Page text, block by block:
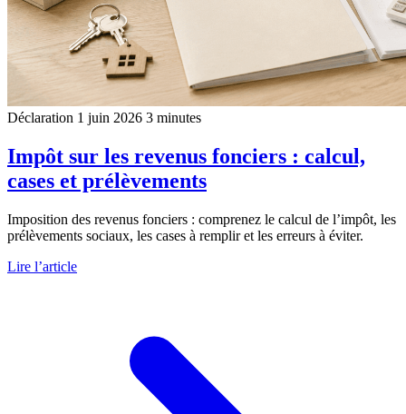
Déclaration 1 juin 2026 3 minutes
Impôt sur les revenus fonciers : calcul,
cases et prélèvements
Imposition des revenus fonciers : comprenez le calcul de l’impôt, les
prélèvements sociaux, les cases à remplir et les erreurs à éviter.
Lire l’article